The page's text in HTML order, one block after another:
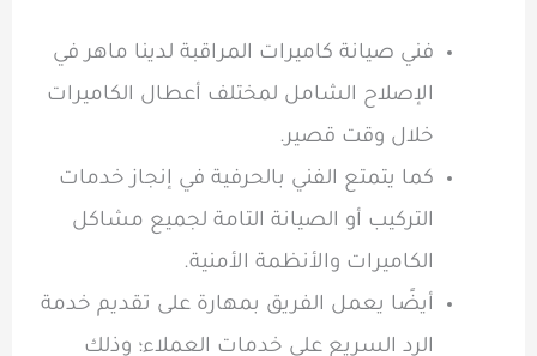
فني صيانة كاميرات المراقبة لدينا ماهر في
الإصلاح الشامل لمختلف أعطال الكاميرات
خلال وقت قصير.
كما يتمتع الفني بالحرفية في إنجاز خدمات
التركيب أو الصيانة التامة لجميع مشاكل
الكاميرات والأنظمة الأمنية.
أيضًا يعمل الفريق بمهارة على تقديم خدمة
الرد السريع على خدمات العملاء؛ وذلك